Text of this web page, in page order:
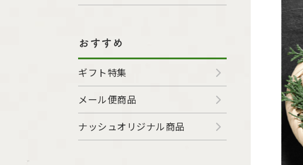
おすすめ
ギフト特集
メール便商品
ナッシュオリジナル商品